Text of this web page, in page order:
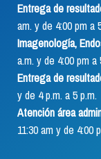
Entrega de
am. y de 4:00 pm a
Imagenología,
a.m. y de 4:00 pm a
Entrega de
y de 4 p.m. a 5 p.m.
Atención área
11:30 am y de 4:00